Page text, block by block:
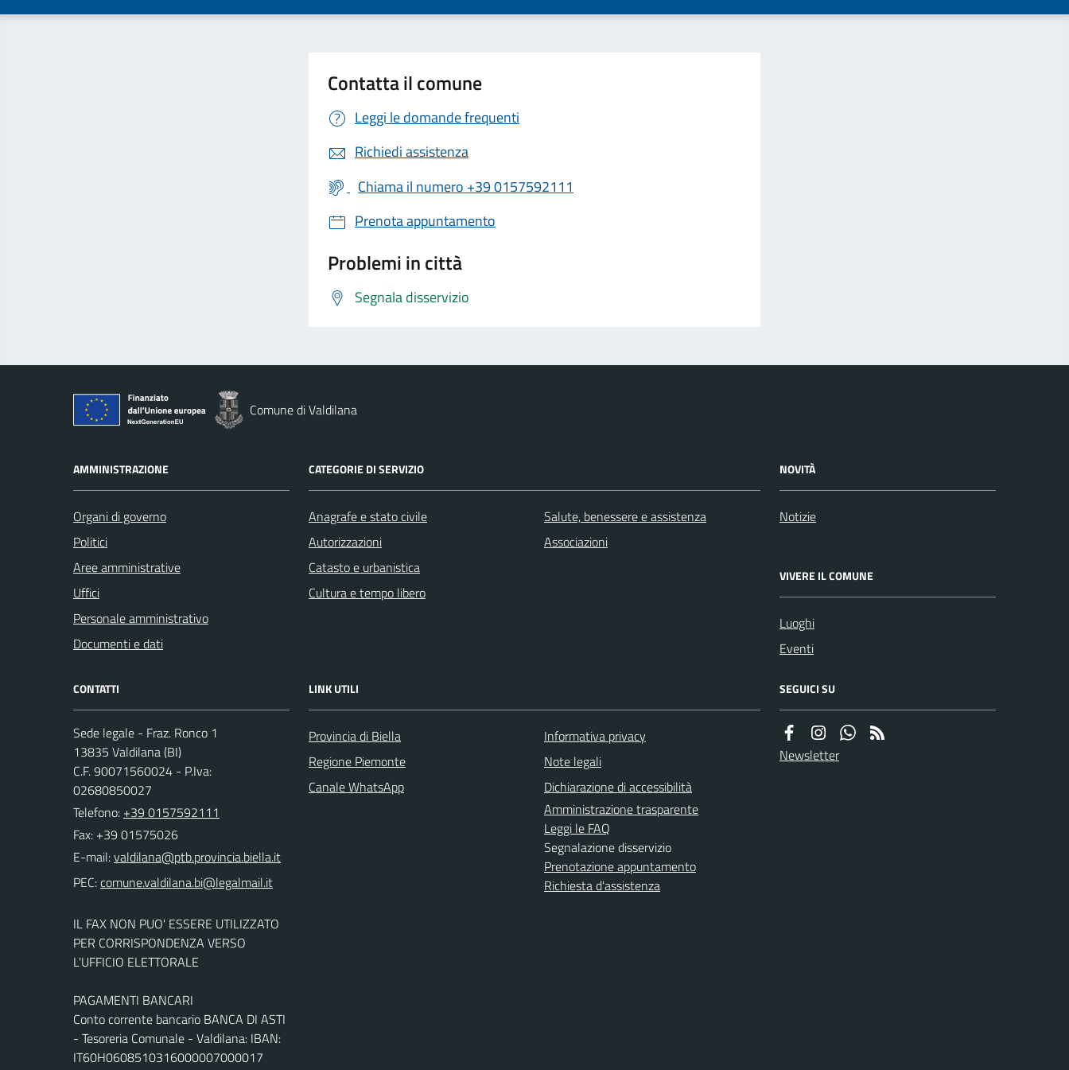
Contatta il comune
Leggi le domande frequenti
Richiedi assistenza
Chiama il numero +39 0157592111
Prenota appuntamento
Problemi in città
Segnala disservizio
Comune di Valdilana
AMMINISTRAZIONE
Organi di governo
Politici
Aree amministrative
Uffici
Personale amministrativo
Documenti e dati
CATEGORIE DI SERVIZIO
Anagrafe e stato civile
Autorizzazioni
Catasto e urbanistica
Cultura e tempo libero
Salute, benessere e assistenza
Associazioni
NOVITÀ
Notizie
VIVERE IL COMUNE
Luoghi
Eventi
CONTATTI
Sede legale - Fraz. Ronco 1
13835 Valdilana (BI)
C.F. 90071560024 - P.Iva:
02680850027
Telefono: +39 0157592111
Fax: +39 01575026
E-mail:
PEC:
IL FAX NON PUO' ESSERE UTILIZZATO
PER CORRISPONDENZA VERSO
L'UFFICIO ELETTORALE
PAGAMENTI BANCARI
Conto corrente bancario BANCA DI ASTI
- Tesoreria Comunale - Valdilana: IBAN:
IT60H0608510316000007000017
LINK UTILI
Provincia di Biella
Regione Piemonte
Canale WhatsApp
Informativa privacy
Note legali
Dichiarazione di accessibilità
Amministrazione trasparente
Leggi le FAQ
Segnalazione disservizio
Prenotazione appuntamento
Richiesta d'assistenza
SEGUICI SU
Newsletter